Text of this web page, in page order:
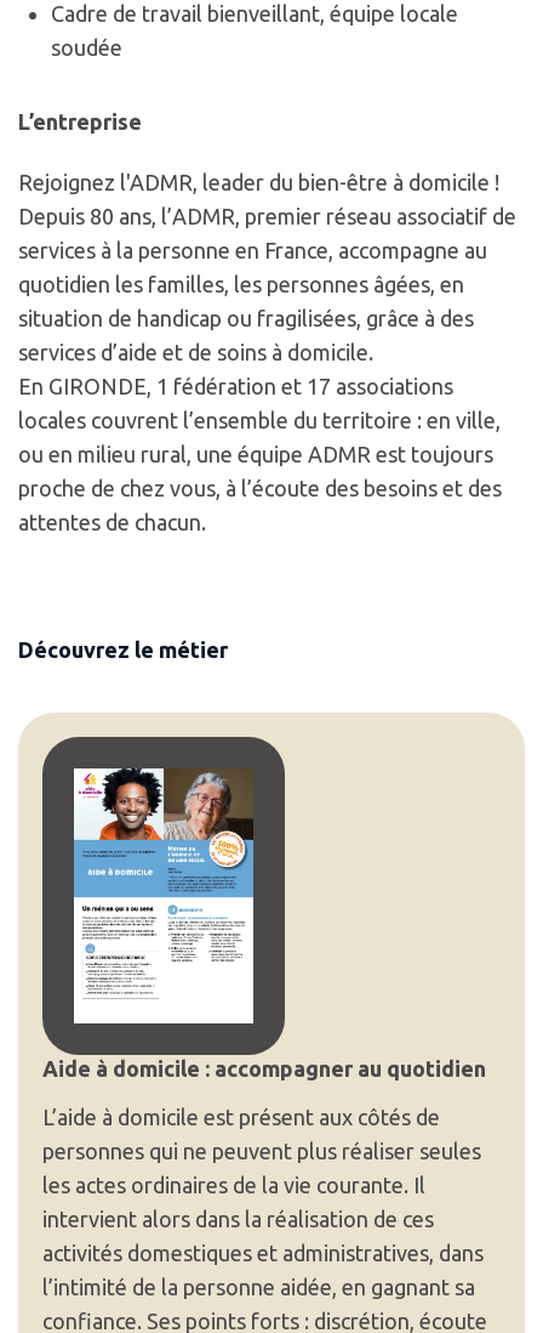
Cadre de travail bienveillant, équipe locale
soudée
L’entreprise
Rejoignez l'ADMR, leader du bien-être à domicile !
Depuis 80 ans, l’ADMR, premier réseau associatif de
services à la personne en France, accompagne au
quotidien les familles, les personnes âgées, en
situation de handicap ou fragilisées, grâce à des
services d’aide et de soins à domicile.
En GIRONDE, 1 fédération et 17 associations
locales couvrent l’ensemble du territoire : en ville,
ou en milieu rural, une équipe ADMR est toujours
proche de chez vous, à l’écoute des besoins et des
attentes de chacun.
Découvrez le métier
Aide à domicile : accompagner au quotidien
L’aide à domicile est présent aux côtés de
personnes qui ne peuvent plus réaliser seules
les actes ordinaires de la vie courante. Il
intervient alors dans la réalisation de ces
activités domestiques et administratives, dans
l’intimité de la personne aidée, en gagnant sa
confiance. Ses points forts : discrétion, écoute